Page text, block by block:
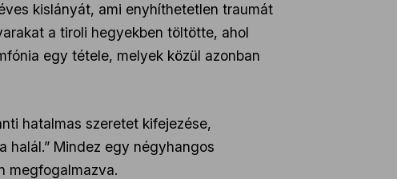
kislányát, ami enyhíthetetlen traumát
a tiroli hegyekben töltötte, ahol
egy tétele, melyek közül azonban
hatalmas szeretet kifejezése,
halál.” Mindez egy négyhangos
megfogalmazva.